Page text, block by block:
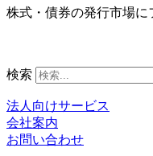
コ
ツ
に
ス
キ
ッ
株式・債券の発行市場に
検索
法人向けサービス
会社案内
お問い合わせ